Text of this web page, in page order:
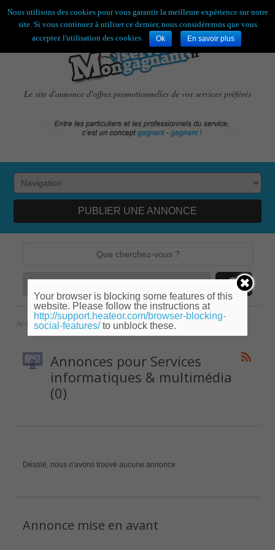
Bienvenue,visiteur ![S'enregistrer|Connexion]
Le site d'annonce d'offres promotionnelles de vos services préférés
PUBLIER UNE ANNONCE
Accueil » Ile-de-France » Essonne » Services informatiques & multimédia
Annonces pour Services
informatiques & multimédia
(0)
Désolé, nous n'avons trouvé aucune annonce.
Annonce mise en avant
Nous utilisons des cookies pour vous garantir la meilleure expérience sur notre
site. Si vous continuez à utiliser ce dernier, nous considérerons que vous
acceptez l'utilisation des cookies.
Ok En savoir plus
Your browser is blocking some features of this
website. Please follow the instructions at
http://support.heateor.com/browser-blocking-
social-features/to unblock these.